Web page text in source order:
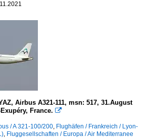
Transport Regional)
Airbus A321-111, msn: 517, 31.August
France. 
/ A 321-100/200, Flughäfen / Frankreich / Lyon-
, Fluggesellschaften / Europa / Air Mediterranee